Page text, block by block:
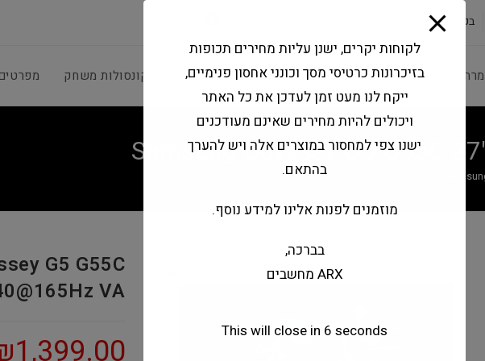
בקשה להצעה
ותוכנה ציוד היקפי מחשבים וטאבלטים קונסולות משחק
Samsung Odyssey G5 G55C
G5 G55C
VA
1,399.00
לקוחות יקרים, ישנן עליות מחירים תכופות
בזיכרונות כרטיסי מסך וכונני אחסון פנימיים,
ייקח לנו מעט זמן לעדכן את כל האתר
ויכולים להיות מחירים שאינם מעודכנים
ישנו צפי למחסור במוצרים אלה ויש להערך
בהתאם.
מוזמנים לפנות אלינו למידע נוסף.
בברכה,
ARX מחשבים
This will close in 6 seconds